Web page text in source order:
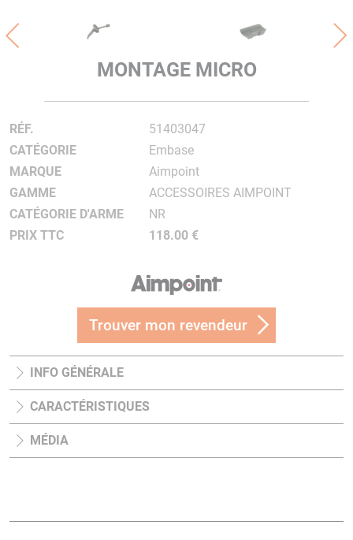
MONTAGE MICRO
RÉF.
51403047
CATÉGORIE
Embase
MARQUE
Aimpoint
GAMME
ACCESSOIRES AIMPOINT
CATÉGORIE D'ARME
NR
PRIX TTC
118.00 €
Trouver mon revendeur
INFO GÉNÉRALE
CARACTÉRISTIQUES
MÉDIA